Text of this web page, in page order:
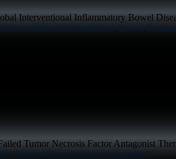
Interventional Inflammatory Bowel Disease
Tumor Necrosis Factor Antagonist